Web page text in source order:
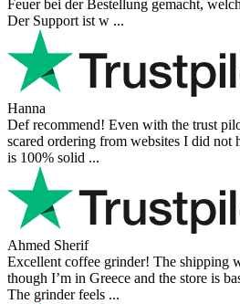
Feuer bei der Bestellung gemacht,
Der Support ist w ...
Hanna
Def recommend! Even with the trust
scared ordering from websites I did not
is 100% solid ...
Ahmed Sherif
Excellent coffee grinder! The shipping
though I’m in Greece and the store is
The grinder feels ...